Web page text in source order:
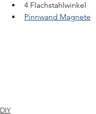
4 Flachstahlwinkel
Pinnwand Magnete
DIY